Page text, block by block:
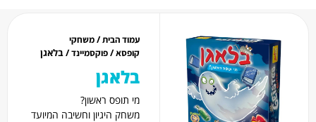
עמוד הבית/משחקי
קופסא/פוקסמיינד/ בלאגן
בלאגן
מי תופס ראשון?
משחק היגיון וחשיבה המיועד